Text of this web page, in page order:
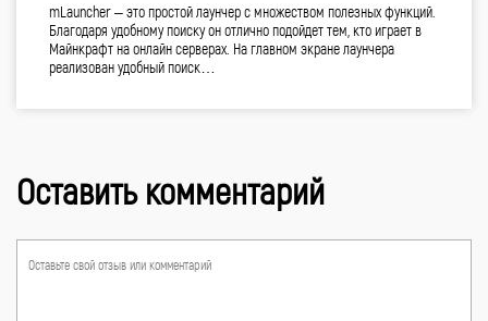
mLauncher – это простой лаунчер с множеством полезных функций.
Благодаря удобному поиску он отлично подойдет тем, кто играет в
Майнкрафт на онлайн серверах. На главном экране лаунчера
реализован удобный поиск…
Оставить комментарий